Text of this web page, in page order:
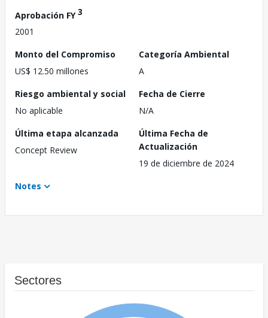
Aprobación FY3
2001
Monto del Compromiso
US$ 12.50 millones
Categoría Ambiental
A
Riesgo ambiental y social
No aplicable
Fecha de Cierre
N/A
Última etapa alcanzada
Concept Review
Última Fecha de
Actualización
19 de diciembre de 2024
Notes
Sectores